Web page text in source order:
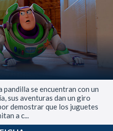
pandilla se encuentran con un
sus aventuras dan un giro
demostrar que los juguetes
a c...